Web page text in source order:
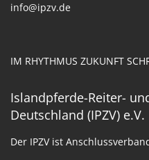
info@ipzv.de
IM RHYTHMUS ZUKUNFT
Islandpferde-Reiter-
Deutschland (IPZV) e.V.
Der IPZV ist